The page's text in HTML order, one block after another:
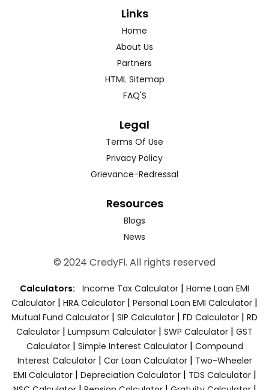
Links
Home
About Us
Partners
HTML Sitemap
FAQ'S
Legal
Terms Of Use
Privacy Policy
Grievance-Redressal
Resources
Blogs
News
© 2024 CredyFi. All rights reserved
Calculators: Income Tax Calculator | Home Loan EMI
Calculator | HRA Calculator | Personal Loan EMI Calculator |
Mutual Fund Calculator | SIP Calculator | FD Calculator | RD
Calculator | Lumpsum Calculator | SWP Calculator | GST
Calculator| Simple Interest Calculator| Compound
Interest Calculator| Car Loan Calculator| Two-Wheeler
EMI Calculator| Depreciation Calculator| TDS Calculator|